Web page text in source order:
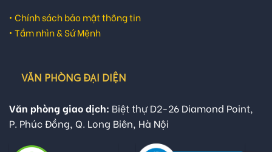
• Chính sách bảo mật thông tin
• Tầm nhìn & Sứ Mệnh
VĂN PHÒNG ĐẠI DIỆN
Văn phòng giao dịch: Biệt thự D2-26 Diamond Point,
P. Phúc Đồng, Q. Long Biên, Hà Nội